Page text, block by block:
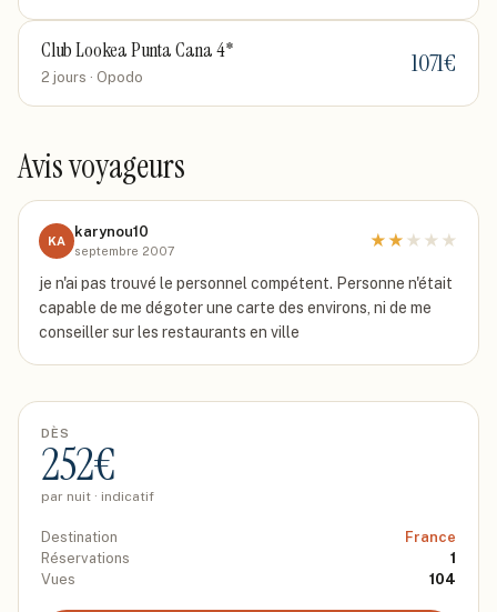
Club Lookea Punta Cana 4*
2 jours · Opodo 1071€
Avis voyageurs
KA
karynou10
septembre 2007
★★ ★ ★ ★
je n'ai pas trouvé le personnel compétent. Personne n'était
capable de me dégoter une carte des environs, ni de me
conseiller sur les restaurants en ville
DÈS
252€
par nuit · indicatif
Destination
France
Réservations
1
Vues
104